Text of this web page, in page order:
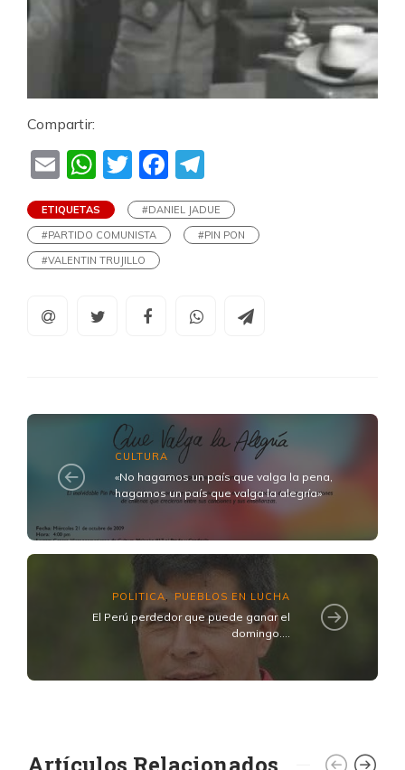
Compartir:
EmailWhatsApp
TwitterFacebook
ETIQUETAS
#DANIEL JADUE
#PARTIDO COMUNISTA
#PIN PON
#VALENTIN TRUJILLO
CULTURA
«No hagamos un país que valga la pena,
hagamos un país que valga la alegría»
POLITICA PUEBLOS EN LUCHA
El Perú perdedor que puede ganar el
domingo....